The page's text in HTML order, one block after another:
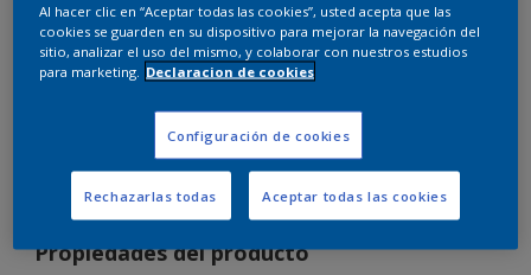
0L316G
Pedir muestra
Compra en nuestra tienda web
Propiedades del producto
Al hacer clic en “Aceptar todas las cookies”, usted acepta que las
cookies se guarden en su dispositivo para mejorar la navegación del
sitio, analizar el uso del mismo, y colaborar con nuestros estudios
para marketing. Declaracion de cookies
Configuración de cookies
Rechazarlas todas Aceptar todas las cookies